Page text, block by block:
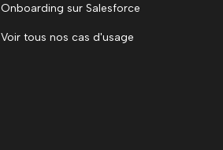
Onboarding sur Salesforce
Voir tous nos cas d'usage